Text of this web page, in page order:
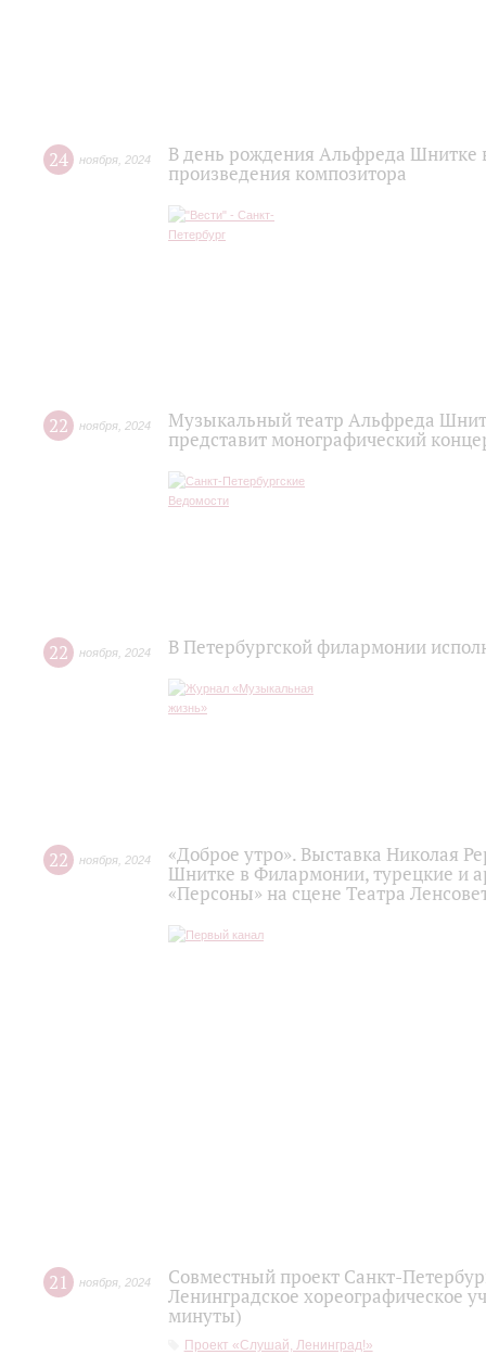
24 ноября 2024
В день рождения Альфреда Шнитке
произведения композитора
22 ноября 2024
Музыкальный театр Альфреда
представит монографический
22 ноября 2024 В Петербургской филармонии
22 ноября 2024
«Доброе утро». Выставка Николая
Шнитке в Филармонии, турецкие и
«Персоны» на сцене Театра
21 ноября 2024
Совместный проект Санкт-
Ленинградское хореографическое
минуты)
Проект «Слушай, Ленинград!»